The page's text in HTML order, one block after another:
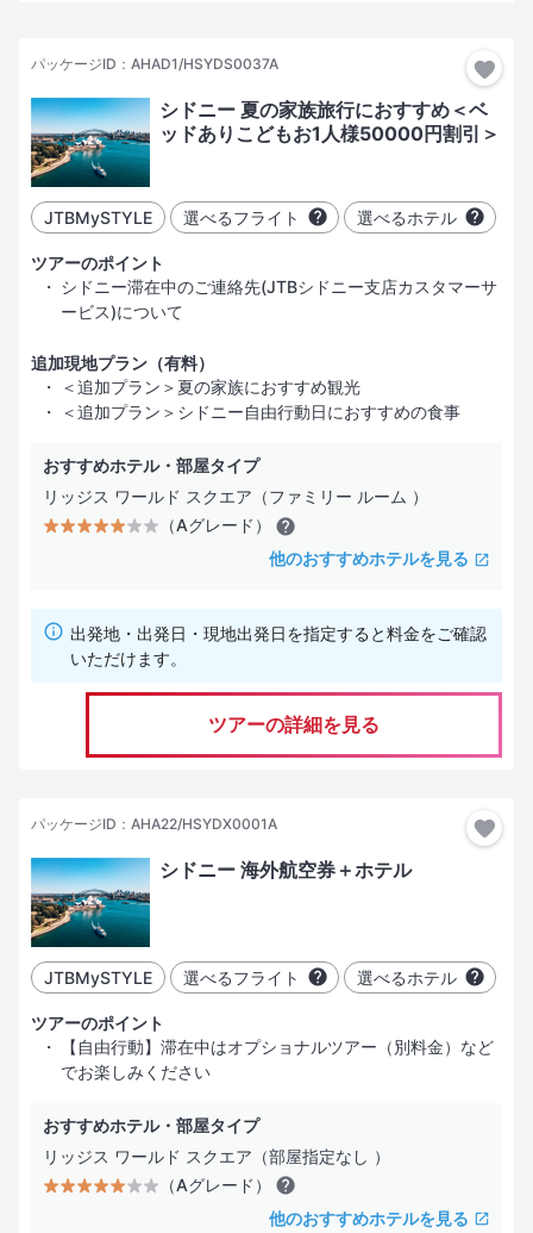
指定した都市だけ行く
絞り込み
ホテル フライト
ホテル名
その土地、場合により国を代表する「有名かつ名門豪華ホテル」
（Lグレード）
一般的な評価基準における「豪華・デラックスホテル」
「十分に快適な滞在」が可能と考えるホテル。部屋はやや手狭に
なることがある
（Bグレード）
「安心して宿泊できかつコストパフォーマンスの高い」ホテル
学生向けのツアーや、激安・格安と言われるツアーなどで使用す
る経済的なホテル
（Dグレード）
価格優先型のサービス・施設内容
（Eグレード）
サービス・施設は効率を重視した最低限の装備
検索する
4日間
6日間
7日間
パッケージID：AHAD1/HSYDS0037A
シドニー 夏の家族旅行におすすめ＜ベ
ッドありこどもお1人様50000円割引＞
JTBMySTYLE 選べるフライト 選べるホテル
ツアーのポイント
シドニー滞在中のご連絡先(JTBシドニー支店カスタマーサ
ービス)について
追加現地プラン（有料）
＜追加プラン＞夏の家族におすすめ観光
＜追加プラン＞シドニー自由行動日におすすめの食事
おすすめホテル・部屋タイプ
リッジス ワールド スクエア（ファミリー ルーム ）
（Aグレード）
他のおすすめホテルを見る
出発地・出発日・現地出発日を指定すると料金をご確認
いただけます。
ツアーの詳細を見る
パッケージID：AHA22/HSYDX0001A
シドニー 海外航空券＋ホテル
JTBMySTYLE 選べるフライト 選べるホテル
ツアーのポイント
【自由行動】滞在中はオプショナルツアー（別料金）など
でお楽しみください
おすすめホテル・部屋タイプ
リッジス ワールド スクエア（部屋指定なし ）
（Aグレード）
他のおすすめホテルを見る